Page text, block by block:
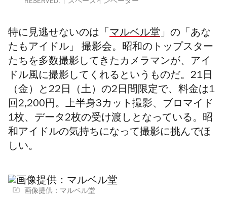
RESERVED. スペースインベーダー
特に見逃せないのは「 マルベル堂」の「あな
たもアイドル」 撮影会。昭和のトップスター
たちを多数撮影してきたカメラマンが、アイ
ドル風に撮影してくれるというものだ。21日
（金）と22日（土）の2日間限定で、料金は1
回2,200円。上半身3カット撮影、ブロマイド
1枚、データ2枚の受け渡しとなっている。昭
和アイドルの気持ちになって撮影に挑んでほ
しい。
画像提供：マルベル堂